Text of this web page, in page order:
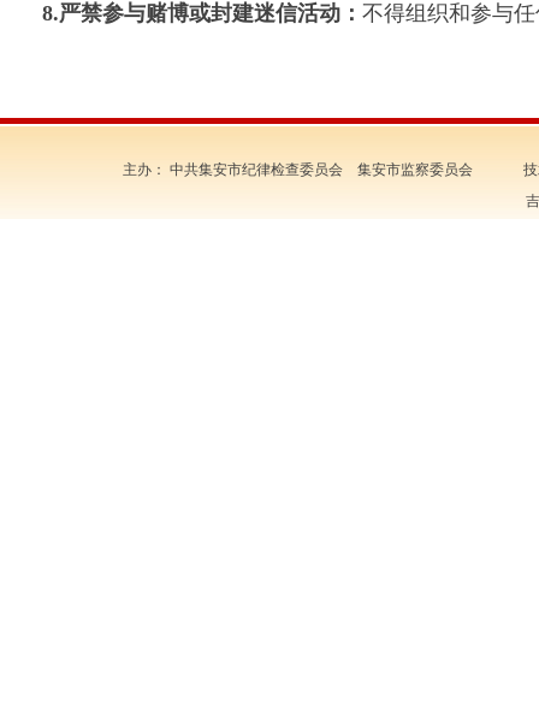
8.严禁参与赌博或封建迷信活动： 不得组织和参与
主办： 中共集安市纪律检查委员会 集安市监察委员会 技